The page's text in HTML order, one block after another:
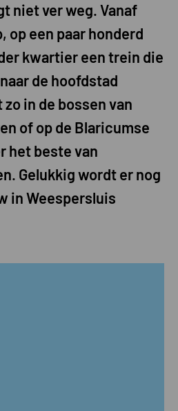
niet ver weg. Vanaf
op een paar honderd
kwartier een trein die
de hoofdstad
in de bossen van
of op de Blaricumse
het beste van
Gelukkig wordt er nog
in Weespersluis